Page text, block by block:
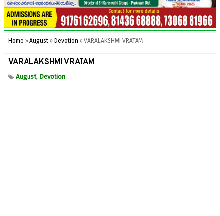
Home » August » Devotion » VARALAKSHMI VRATAM
VARALAKSHMI VRATAM
August, Devotion